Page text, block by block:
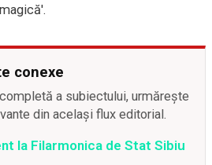
conexe
a subiectului, urmărește
din același flux editorial.
la Filarmonica de Stat Sibiu